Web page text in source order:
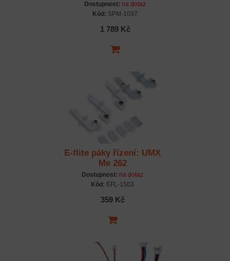
Dostupnost: na dotaz
Kód: SPM-1037
1 789 Kč
E-flite páky řízení: UMX
Me 262
Dostupnost: na dotaz
Kód: EFL-1503
359 Kč